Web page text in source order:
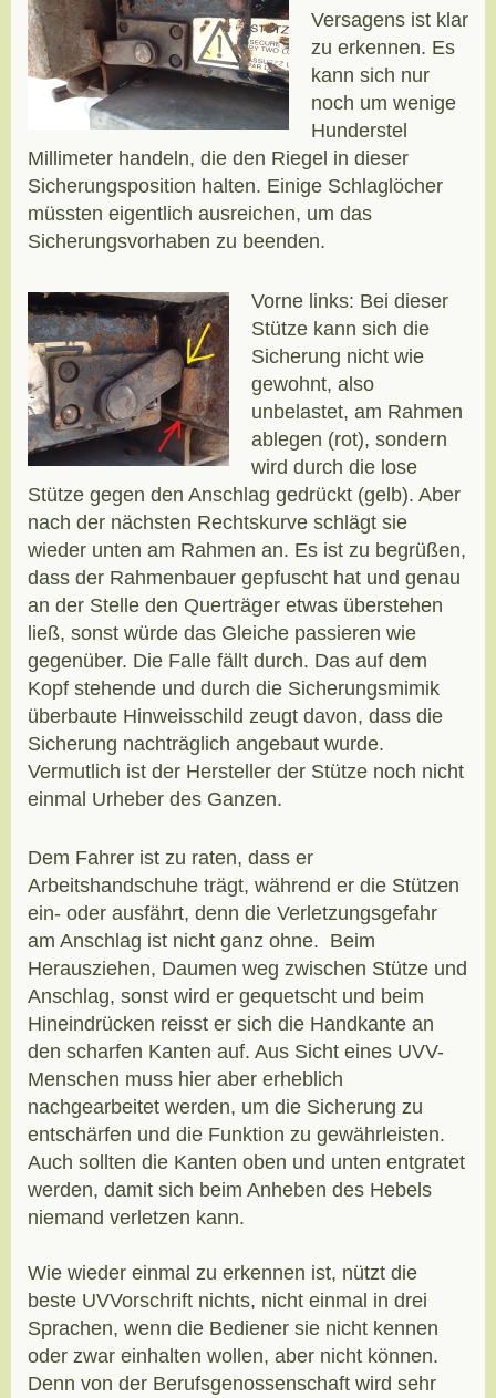
Versagens ist klar
zu erkennen. Es
kann sich nur
noch um wenige
Hunderstel
Millimeter handeln, die den Riegel in dieser
Sicherungsposition halten. Einige Schlaglöcher
müssten eigentlich ausreichen, um das
Sicherungsvorhaben zu beenden.
Vorne links: Bei dieser
Stütze kann sich die
Sicherung nicht wie
gewohnt, also
unbelastet, am Rahmen
ablegen (rot), sondern
wird durch die lose
Stütze gegen den Anschlag gedrückt (gelb). Aber
nach der nächsten Rechtskurve schlägt sie
wieder unten am Rahmen an. Es ist zu begrüßen,
dass der Rahmenbauer gepfuscht hat und genau
an der Stelle den Querträger etwas überstehen
ließ, sonst würde das Gleiche passieren wie
gegenüber. Die Falle fällt durch. Das auf dem
Kopf stehende und durch die Sicherungsmimik
überbaute Hinweisschild zeugt davon, dass die
Sicherung nachträglich angebaut wurde.
Vermutlich ist der Hersteller der Stütze noch nicht
einmal Urheber des Ganzen.
Dem Fahrer ist zu raten, dass er
Arbeitshandschuhe trägt, während er die Stützen
ein- oder ausfährt, denn die Verletzungsgefahr
am Anschlag ist nicht ganz ohne. Beim
Herausziehen, Daumen weg zwischen Stütze und
Anschlag, sonst wird er gequetscht und beim
Hineindrücken reisst er sich die Handkante an
den scharfen Kanten auf. Aus Sicht eines UVV-
Menschen muss hier aber erheblich
nachgearbeitet werden, um die Sicherung zu
entschärfen und die Funktion zu gewährleisten.
Auch sollten die Kanten oben und unten entgratet
werden, damit sich beim Anheben des Hebels
niemand verletzen kann.
Wie wieder einmal zu erkennen ist, nützt die
beste UVVorschrift nichts, nicht einmal in drei
Sprachen, wenn die Bediener sie nicht kennen
oder zwar einhalten wollen, aber nicht können.
Denn von der Berufsgenossenschaft wird sehr